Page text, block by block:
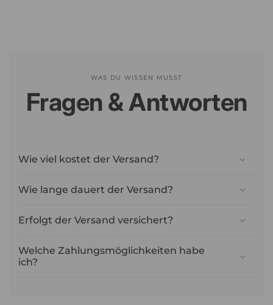
WAS DU WISSEN MUSST
Fragen & Antworten
Wie viel kostet der Versand?
Wie lange dauert der Versand?
Erfolgt der Versand versichert?
Welche Zahlungsmöglichkeiten habe
ich?